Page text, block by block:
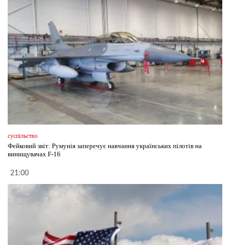
суспільство
Фейковий звіт: Румунія заперечує навчання українських пілотів на
винищувачах F-16
21:00